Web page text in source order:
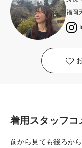
福岡
着用スタッフコ
前から見ても後ろか